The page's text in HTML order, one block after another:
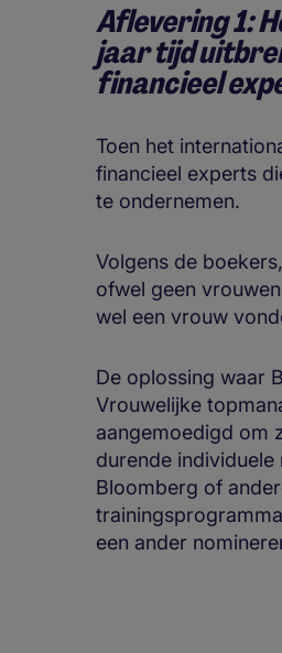
Aflevering 1:
jaar tijd
financieel
Toen het
financieel experts
te ondernemen.
Volgens de
ofwel geen
wel een vrouw
De oplossing waar
Vrouwelijke
aangemoedigd om
durende
Bloomberg of
een ander